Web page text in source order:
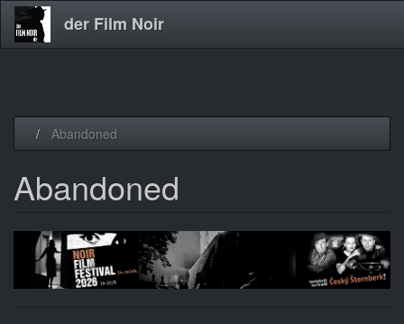
der Film Noir
Abandoned
Abandoned